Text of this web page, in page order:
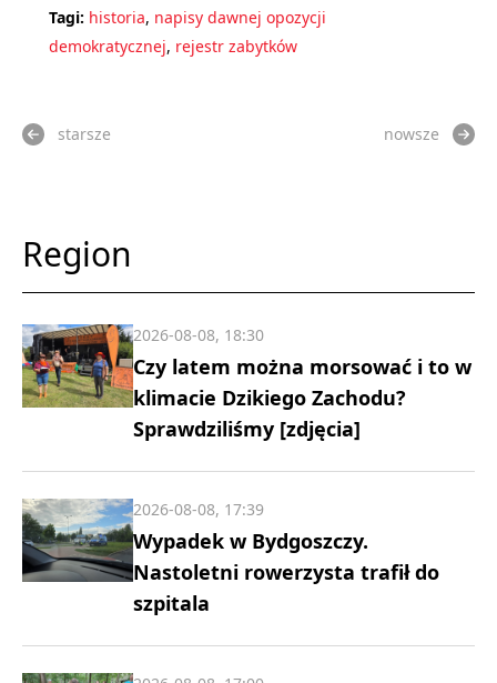
Tagi: historia, napisy dawnej opozycji
demokratycznej, rejestr zabytków
starsze nowsze
Region
Czy latem można morsować i to w
klimacie Dzikiego Zachodu?
Sprawdziliśmy [zdjęcia]
2026-08-08, 18:30
Wypadek w Bydgoszczy.
Nastoletni rowerzysta trafił do
szpitala
2026-08-08, 17:39